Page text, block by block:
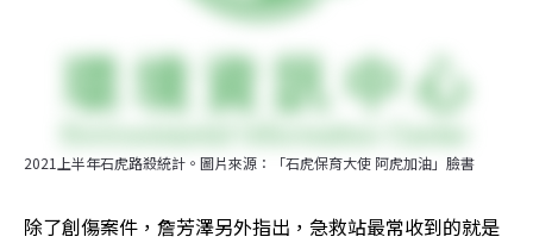
2021上半年石虎路殺統計。圖片來源：「石虎保育大使 阿虎加油」臉書
除了創傷案件，詹芳澤另外指出，急救站最常收到的就是